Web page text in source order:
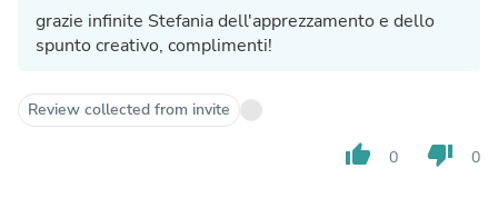
grazie infinite Stefania dell'apprezzamento e dello
spunto creativo, complimenti!
Review collected from invite
thumb_up 0 thumb_down 0